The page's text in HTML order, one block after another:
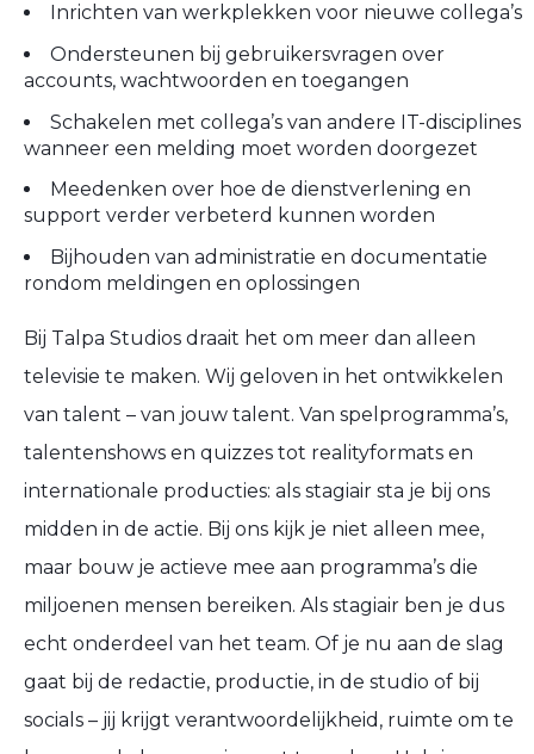
Inrichten van werkplekken voor nieuwe collega’s
Ondersteunen bij gebruikersvragen over
accounts, wachtwoorden en toegangen
Schakelen met collega’s van andere IT-disciplines
wanneer een melding moet worden doorgezet
Meedenken over hoe de dienstverlening en
support verder verbeterd kunnen worden
Bijhouden van administratie en documentatie
rondom meldingen en oplossingen
Bij Talpa Studios draait het om meer dan alleen
televisie te maken. Wij geloven in het ontwikkelen
van talent – van jouw talent. Van spelprogramma’s,
talentenshows en quizzes tot realityformats en
internationale producties: als stagiair sta je bij ons
midden in de actie. Bij ons kijk je niet alleen mee,
maar bouw je actieve mee aan programma’s die
miljoenen mensen bereiken. Als stagiair ben je dus
echt onderdeel van het team. Of je nu aan de slag
gaat bij de redactie, productie, in de studio of bij
socials – jij krijgt verantwoordelijkheid, ruimte om te